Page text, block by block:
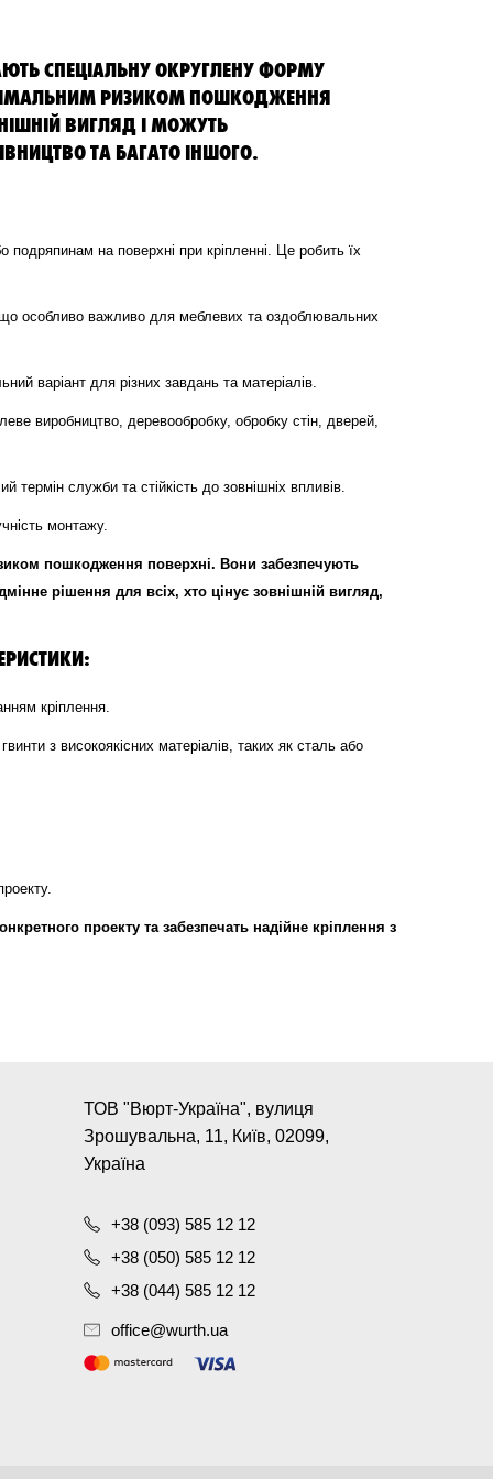
СПЕЦІАЛЬНУ ОКРУГЛЕНУ ФОРМУ
РИЗИКОМ ПОШКОДЖЕННЯ
ВИГЛЯД І МОЖУТЬ
ТА БАГАТО ІНШОГО.
на поверхні при кріпленні. Це робить їх
що особливо важливо для меблевих та оздоблювальних
варіант для різних завдань та матеріалів.
виробництво, деревообробку, обробку стін, дверей,
термін служби та стійкість до зовнішніх впливів.
монтажу.
пошкодження поверхні. Вони забезпечують
рішення для всіх, хто цінує зовнішній вигляд,
кріплення.
з високоякісних матеріалів, таких як сталь або
проекту та забезпечать надійне кріплення з
ТОВ "Вюрт-Україна", вулиця
Зрошувальна, 11, Київ, 02099,
Україна
+38 (093) 585 12 12
+38 (050) 585 12 12
+38 (044) 585 12 12
office@wurth.ua